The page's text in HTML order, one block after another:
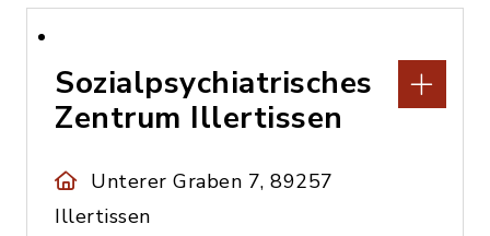
Sozialpsychiatrisches
Zentrum Illertissen
Unterer Graben 7, 89257
Illertissen